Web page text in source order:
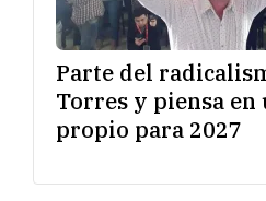
Parte del
Torres y piensa en
propio para 2027